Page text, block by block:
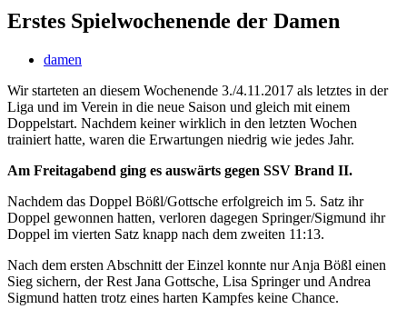
Erstes Spielwochenende der Damen
damen
Wir starteten an diesem Wochenende 3./4.11.2017 als letztes in der
Liga und im Verein in die neue Saison und gleich mit einem
Doppelstart. Nachdem keiner wirklich in den letzten Wochen
trainiert hatte, waren die Erwartungen niedrig wie jedes Jahr.
Am Freitagabend ging es auswärts gegen SSV Brand II.
Nachdem das Doppel Bößl/Gottsche erfolgreich im 5. Satz ihr
Doppel gewonnen hatten, verloren dagegen Springer/Sigmund ihr
Doppel im vierten Satz knapp nach dem zweiten 11:13.
Nach dem ersten Abschnitt der Einzel konnte nur Anja Bößl einen
Sieg sichern, der Rest Jana Gottsche, Lisa Springer und Andrea
Sigmund hatten trotz eines harten Kampfes keine Chance.